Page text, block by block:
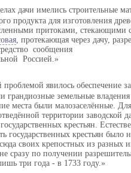
дачи имелись строительные
продукта для изготовления
притоками, стекающими с
, протекающая через дачу,
сообщения
Россией.
явилось обеспечение
грандиозные земельные владения
места были малозаселённые. Для
территории заводской
крестьян.
государственных крестьян
своих крепостных из разных
сразу по получении
три года - в 1733 году.